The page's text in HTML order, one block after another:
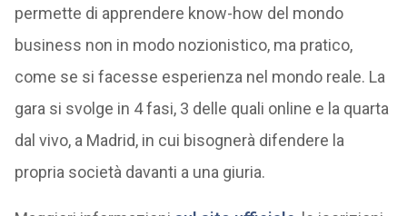
permette di apprendere know-how del mondo
business non in modo nozionistico, ma pratico,
come se si facesse esperienza nel mondo reale. La
gara si svolge in 4 fasi, 3 delle quali online e la quarta
dal vivo, a Madrid, in cui bisognerà difendere la
propria società davanti a una giuria.